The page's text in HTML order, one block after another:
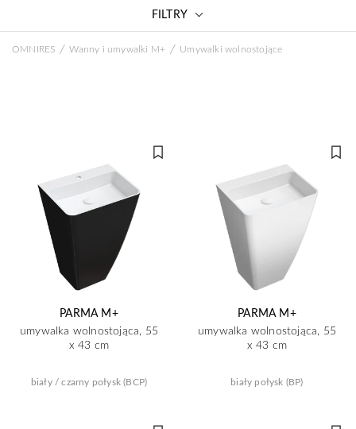
FILTRY
OMNIRES / Wanny i umywalki M+ / Umywalki wolnostojące
PARMA M+
umywalka wolnostojąca, 55
x 43 cm
biały / czarny połysk (BCP)
PARMA M+
umywalka wolnostojąca, 55
x 43 cm
biały połysk (BP)